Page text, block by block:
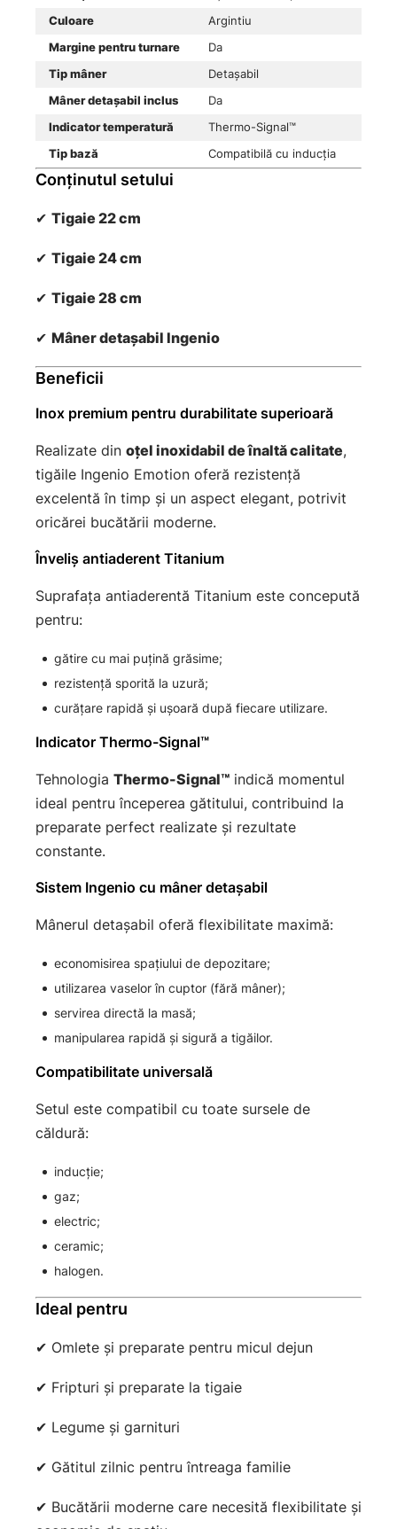
Culoare
Argintiu
Margine pentru turnare
Da
Tip mâner
Detașabil
Mâner detașabil inclus
Da
Indicator temperatură
Thermo-Signal™
Tip bază
Compatibilă cu inducția
Conținutul setului
✔ Tigaie 22 cm
✔ Tigaie 24 cm
✔ Tigaie 28 cm
✔ Mâner detașabil Ingenio
Beneficii
Inox premium pentru durabilitate superioară
Realizate din oțel inoxidabil de înaltă calitate,
tigăile Ingenio Emotion oferă rezistență
excelentă în timp și un aspect elegant, potrivit
oricărei bucătării moderne.
Înveliș antiaderent Titanium
Suprafața antiaderentă Titanium este concepută
pentru:
gătire cu mai puțină grăsime;
rezistență sporită la uzură;
curățare rapidă și ușoară după fiecare utilizare.
Indicator Thermo-Signal™
Tehnologia Thermo-Signal™ indică momentul
ideal pentru începerea gătitului, contribuind la
preparate perfect realizate și rezultate
constante.
Sistem Ingenio cu mâner detașabil
Mânerul detașabil oferă flexibilitate maximă:
economisirea spațiului de depozitare;
utilizarea vaselor în cuptor (fără mâner);
servirea directă la masă;
manipularea rapidă și sigură a tigăilor.
Compatibilitate universală
Setul este compatibil cu toate sursele de
căldură:
inducție;
gaz;
electric;
ceramic;
halogen.
Ideal pentru
✔ Omlete și preparate pentru micul dejun
✔ Fripturi și preparate la tigaie
✔ Legume și garnituri
✔ Gătitul zilnic pentru întreaga familie
✔ Bucătării moderne care necesită flexibilitate și